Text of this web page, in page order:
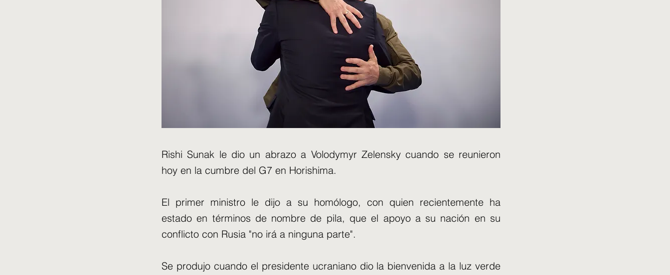
Rishi Sunak le dio un abrazo a Volodymyr Zelensky cuando se reunieron
hoy en la cumbre del G7 en Horishima.
El primer ministro le dijo a su homólogo, con quien recientemente ha
estado en términos de nombre de pila, que el apoyo a su nación en su
conflicto con Rusia "no irá a ninguna parte".
Se produjo cuando el presidente ucraniano dio la bienvenida a la luz verde